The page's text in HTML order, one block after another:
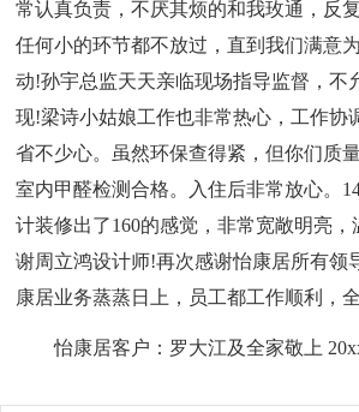
常认真负责，不厌其烦的和我玫通，反
任何小的环节都不放过，直到我们满意
动!孙宇总监天天亲临现场指导监督，不
现!梁诗小姑娘工作也非常热心，工作协
省不少心。虽然环保查得紧，但你们质
室内甲醛检测合格。入住后非常放心。
计装修出了160的感觉，非常宽敞明亮
谢周立鸿设计师!再次感谢怡康居所有领
康居业务蒸蒸日上，员工都工作顺利，
怡康居客户：罗大江及全家敬上